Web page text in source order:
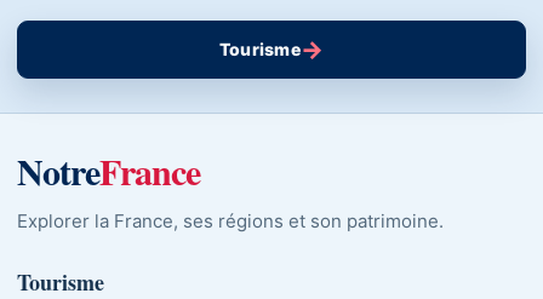
Tourisme→
NotreFrance
Explorer la France, ses régions et son patrimoine.
Tourisme